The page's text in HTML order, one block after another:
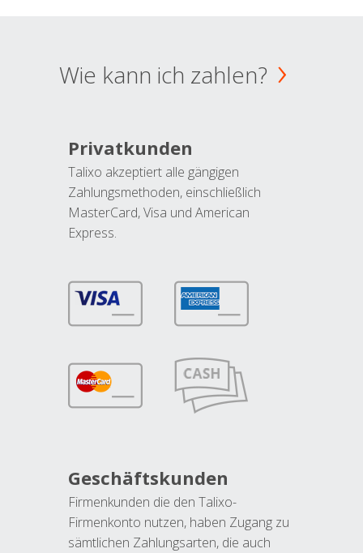
Wie kann ich zahlen?
Privatkunden
Talixo akzeptiert alle gängigen
Zahlungsmethoden, einschließlich
MasterCard, Visa und American
Express.
Geschäftskunden
Firmenkunden die den Talixo-
Firmenkonto nutzen, haben Zugang zu
sämtlichen Zahlungsarten, die auch